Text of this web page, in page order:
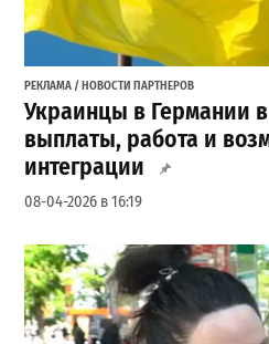
РЕКЛАМА / НОВОСТИ ПАРТНЕРОВ
Украинцы в Германии в
выплаты, работа и
интеграции
08-04-2026 в 16:19